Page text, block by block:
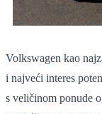
Volkswagen kao
i najveći interes
s veličinom ponude